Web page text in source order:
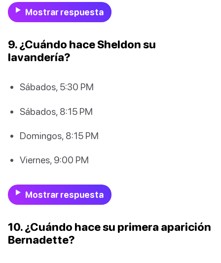
Mostrar respuesta
9. ¿Cuándo hace Sheldon su
lavandería?
Sábados, 5:30 PM
Sábados, 8:15 PM
Domingos, 8:15 PM
Viernes, 9:00 PM
Mostrar respuesta
10. ¿Cuándo hace su primera aparición
Bernadette?